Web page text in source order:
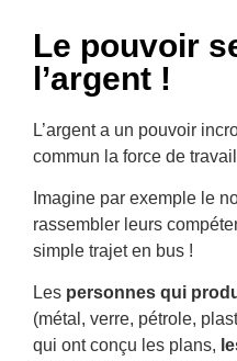
Le pouvoir
l’argent !
L’argent a un pouvoir
commun la force de
Imagine par exemple le
rassembler leurs
simple trajet en bus !
Les personnes qui
(métal, verre, pétrole,
qui ont conçu les plans,